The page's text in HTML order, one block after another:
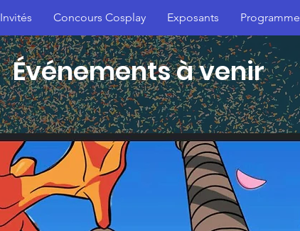
Invités Concours Cosplay Exposants Programme
Événements à venir